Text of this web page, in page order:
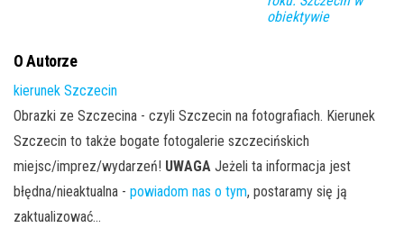
obiektywie
O Autorze
kierunek Szczecin
Obrazki ze Szczecina - czyli Szczecin na fotografiach. Kierunek
Szczecin to także bogate fotogalerie szczecińskich
miejsc/imprez/wydarzeń! UWAGA Jeżeli ta informacja jest
błędna/nieaktualna - powiadom nas o tym, postaramy się ją
zaktualizować...